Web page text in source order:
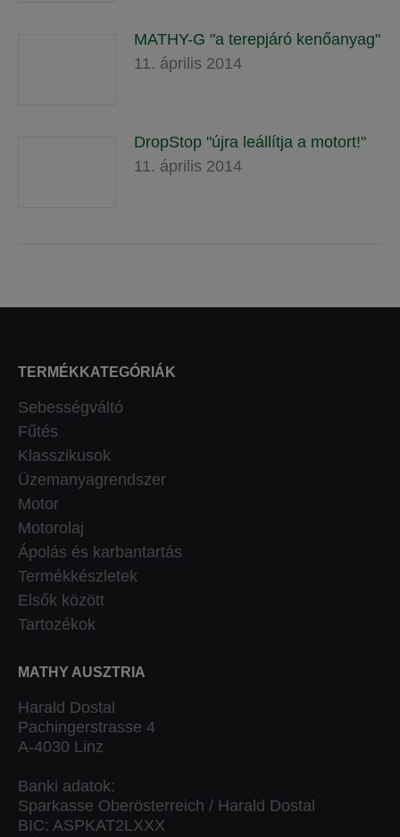
MATHY-G "a terepjáró kenőanyag"
11. április 2014
DropStop "újra leállítja a motort!"
11. április 2014
TERMÉKKATEGÓRIÁK
Sebességváltó
Fűtés
Klasszikusok
Üzemanyagrendszer
Motor
Motorolaj
Ápolás és karbantartás
Termékkészletek
Elsők között
Tartozékok
MATHY AUSZTRIA
Harald Dostal
Pachingerstrasse 4
A-4030 Linz
Banki adatok:
Sparkasse Oberösterreich / Harald Dostal
BIC: ASPKAT2LXXX